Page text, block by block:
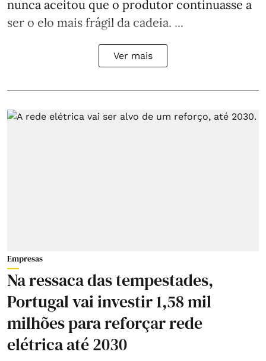
nunca aceitou que o produtor continuasse a
ser o elo mais frágil da cadeia. ...
Ver mais
Empresas
Na ressaca das tempestades,
Portugal vai investir 1,58 mil
milhões para reforçar rede
elétrica até 2030